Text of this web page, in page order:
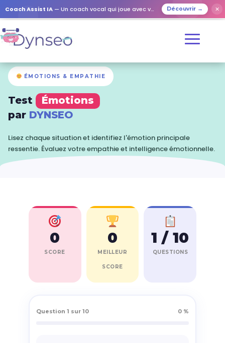
Coach Assist IA — Un coach vocal qui joue avec vos proches Découvrir → ✕
ÉMOTIONS & EMPATHIE
Test
Émotions
par DYNSEO
Lisez chaque situation et identifiez l'émotion principale
ressentie. Évaluez votre empathie et intelligence émotionnelle.
0
SCORE
0
MEILLEUR
SCORE
1 / 10
QUESTIONS
Question 1 sur 10 0 %